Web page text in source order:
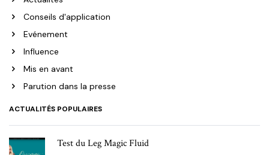
Conseils d'application
Evénement
Influence
Mis en avant
Parution dans la presse
ACTUALITÉS POPULAIRES
Test du Leg Magic Fluid